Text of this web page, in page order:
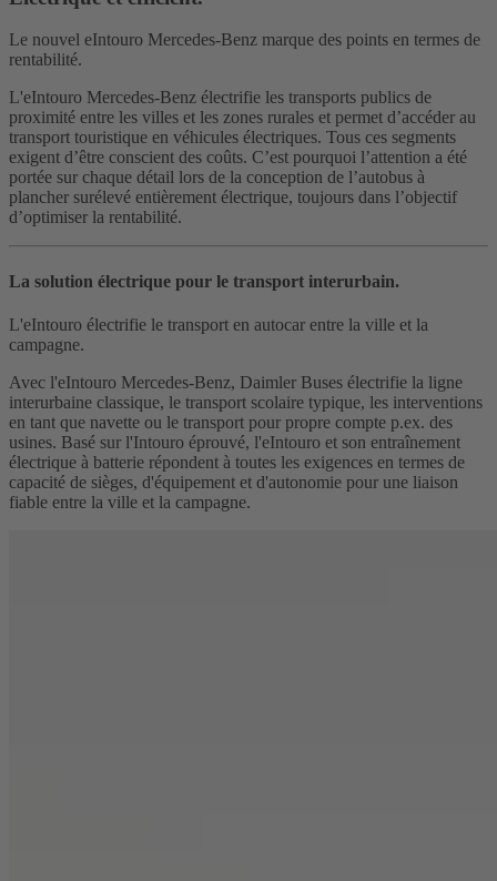
Le nouvel eIntouro Mercedes-Benz marque des points en termes de
rentabilité.
L'eIntouro Mercedes-Benz électrifie les transports publics de
proximité entre les villes et les zones rurales et permet d’accéder au
transport touristique en véhicules électriques. Tous ces segments
exigent d’être conscient des coûts. C’est pourquoi l’attention a été
portée sur chaque détail lors de la conception de l’autobus à
plancher surélevé entièrement électrique, toujours dans l’objectif
d’optimiser la rentabilité.
La solution électrique pour le transport interurbain.
L'eIntouro électrifie le transport en autocar entre la ville et la
campagne.
Avec l'eIntouro Mercedes-Benz, Daimler Buses électrifie la ligne
interurbaine classique, le transport scolaire typique, les interventions
en tant que navette ou le transport pour propre compte p.ex. des
usines. Basé sur l'Intouro éprouvé, l'eIntouro et son entraînement
électrique à batterie répondent à toutes les exigences en termes de
capacité de sièges, d'équipement et d'autonomie pour une liaison
fiable entre la ville et la campagne.